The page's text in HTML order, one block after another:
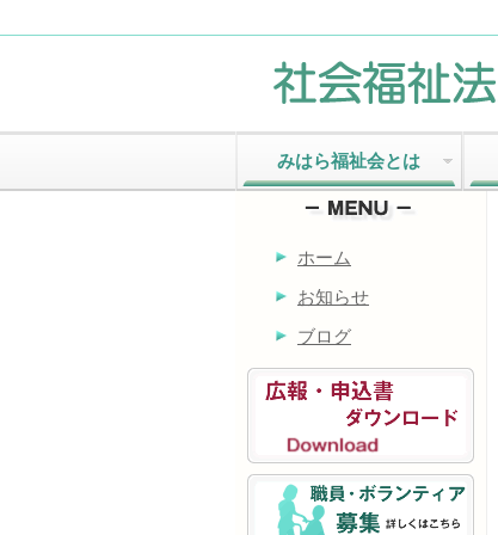
みはら福祉会とは
ホーム
お知らせ
ブログ